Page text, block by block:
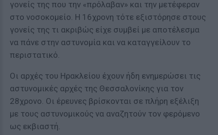
γονείς της που την «πρόλαβαν» και την μετέφεραν
στο νοσοκομείο. Η 16χρονη τότε εξιστόρησε στους
γονείς της τι ακριβώς είχε συμβεί με αποτέλεσμα
να πάνε στην αστυνομία και να καταγγείλουν το
περιστατικό.
Οι αρχές του Ηρακλείου έχουν ήδη ενημερώσει τις
αστυνομικές αρχές της Θεσσαλονίκης για τον
28χρονο. Οι έρευνες βρίσκονται σε πλήρη εξέλιξη
με τους αστυνομικούς να αναζητούν τον φερόμενο
ως εκβιαστή.